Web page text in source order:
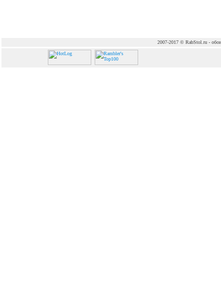
2007-2017 © RabStol.ru - обои